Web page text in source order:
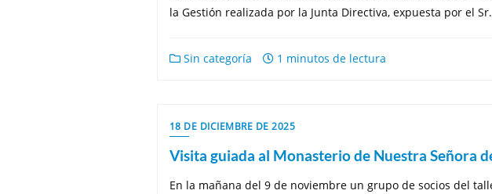
la Gestión realizada por la Junta Directiva, expuesta por el
Sin categoría 1 minutos de lectura
18 DE DICIEMBRE DE 2025
Visita guiada al Monasterio de Nuestra Señora
En la mañana del 9 de noviembre un grupo de socios del